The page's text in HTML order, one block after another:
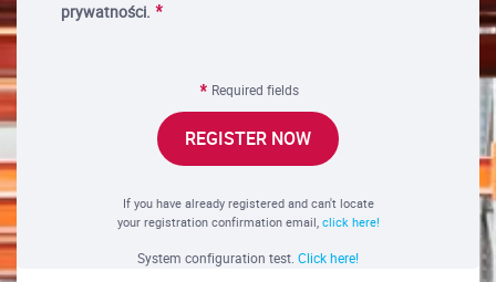
prywatności.
Required fields
REGISTER NOW
If you have already registered and can't locate
your registration confirmation email, click here!
System configuration test. Click here!